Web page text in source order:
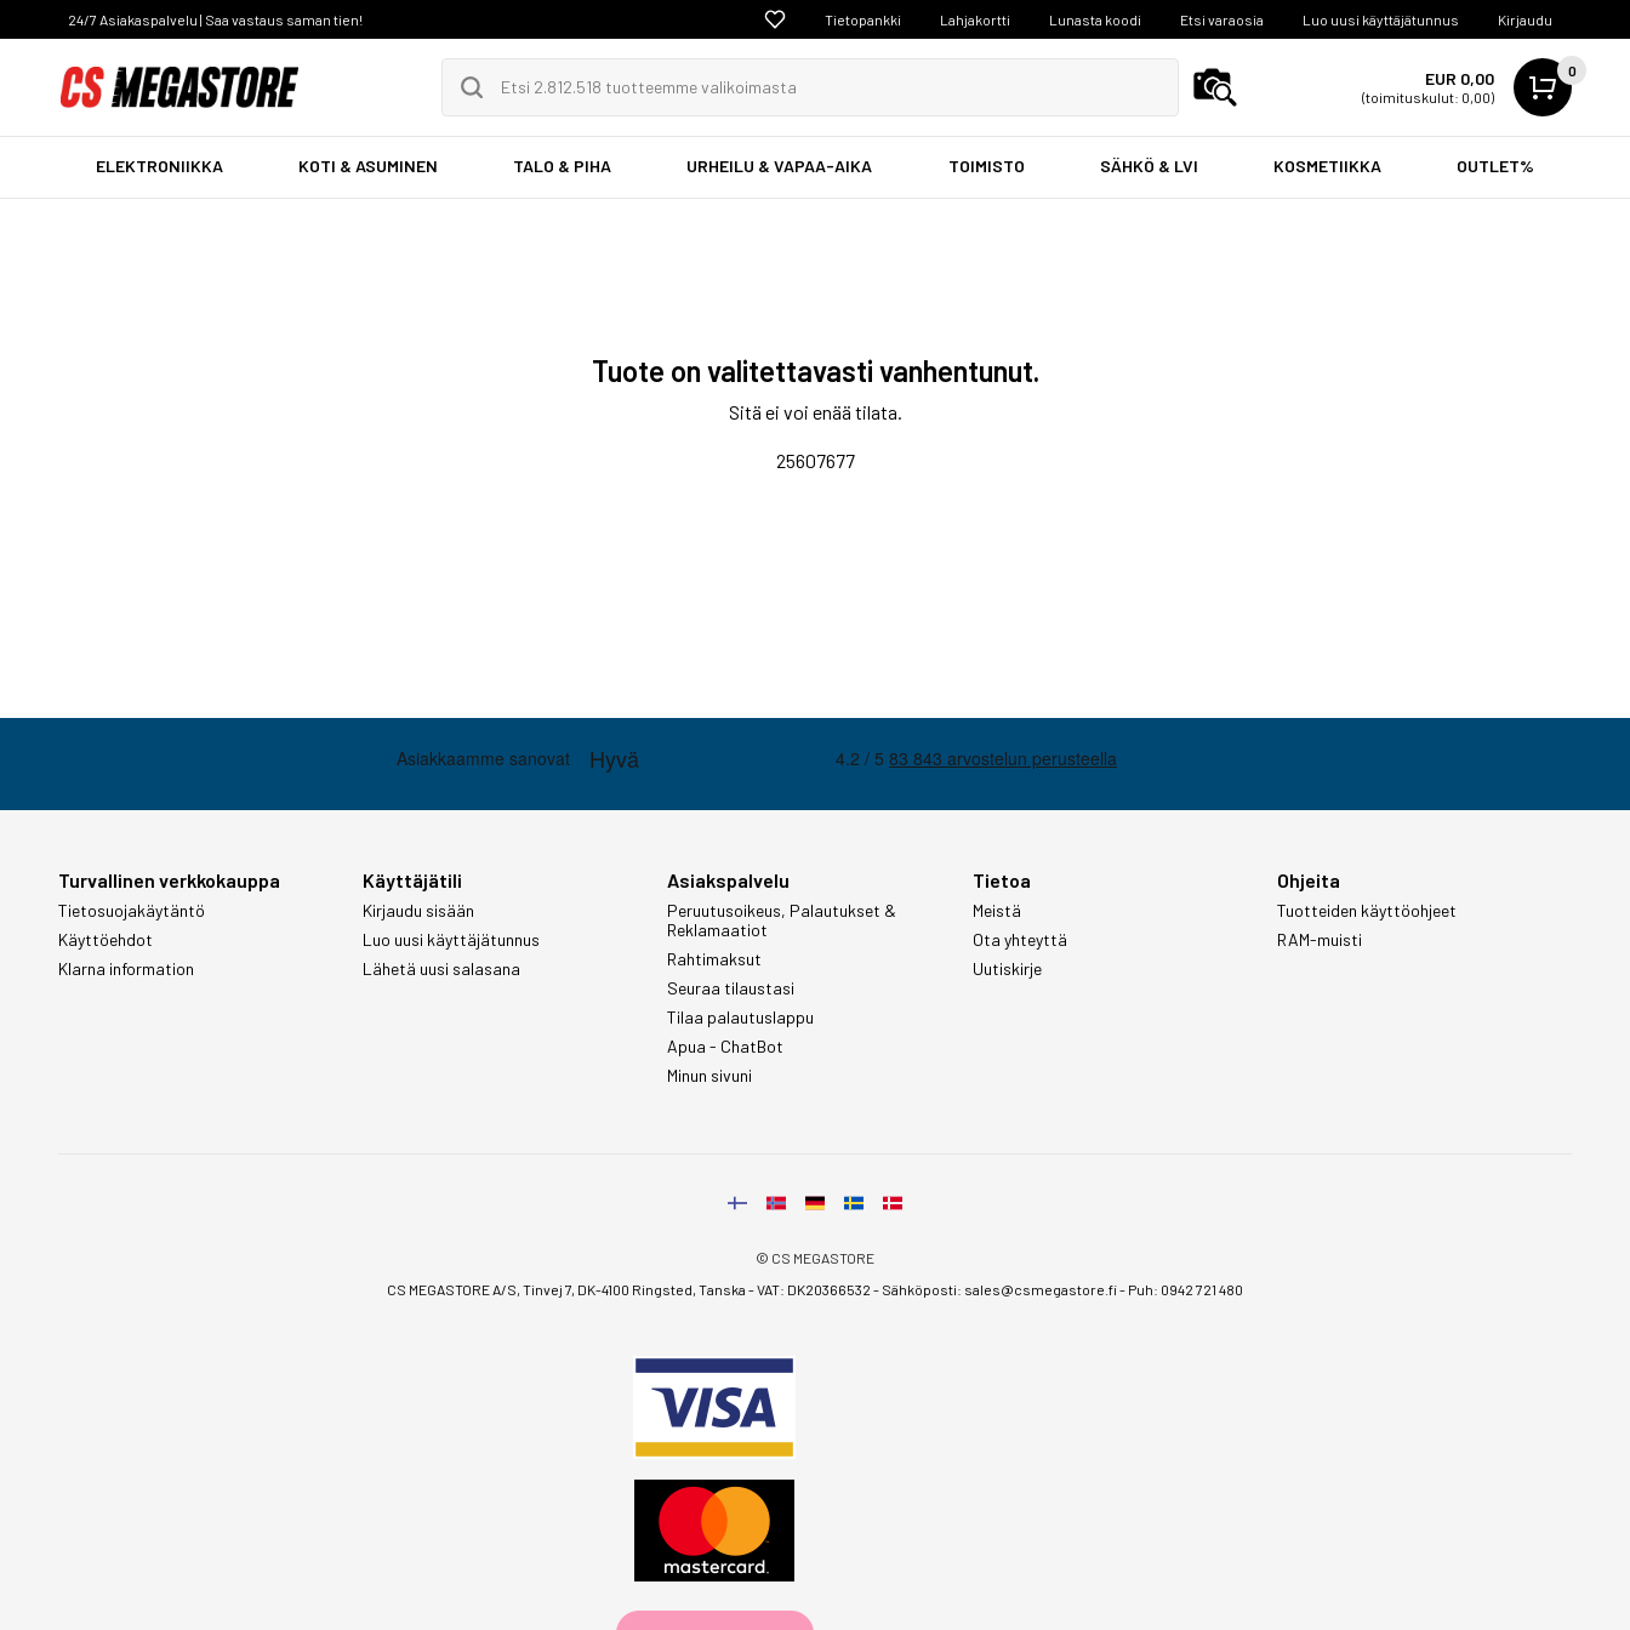
24/7 Asiakaspalvelu | Saa vastaus saman tien! Tietopankki Lahjakortti Lunasta koodi Etsi varaosia Luo uusi käyttäjätunnus Kirjaudu
EUR 0,00
(toimituskulut: 0,00)
0
ELEKTRONIIKKA KOTI & ASUMINEN TALO & PIHA URHEILU & VAPAA-AIKA TOIMISTO SÄHKÖ & LVI KOSMETIIKKA OUTLET%
Tuote on valitettavasti vanhentunut.
Sitä ei voi enää tilata.
25607677
Turvallinen verkkokauppa
Tietosuojakäytäntö
Käyttöehdot
Klarna information
Käyttäjätili
Kirjaudu sisään
Luo uusi käyttäjätunnus
Lähetä uusi salasana
Asiakspalvelu
Peruutusoikeus, Palautukset &
Reklamaatiot
Rahtimaksut
Seuraa tilaustasi
Tilaa palautuslappu
Apua - ChatBot
Minun sivuni
Tietoa
Meistä
Ota yhteyttä
Uutiskirje
Ohjeita
Tuotteiden käyttöohjeet
RAM-muisti
© CS MEGASTORE
CS MEGASTORE A/S, Tinvej 7, DK-4100 Ringsted, Tanska - VAT: DK20366532 - Sähköposti: sales@csmegastore.fi- Puh: 0942 721 480